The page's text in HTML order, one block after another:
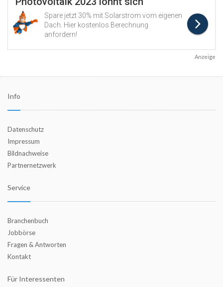
Anzeige
Info
Datenschutz
Impressum
Bildnachweise
Partnernetzwerk
Service
Branchenbuch
Jobbörse
Fragen & Antworten
Kontakt
Für Interessenten